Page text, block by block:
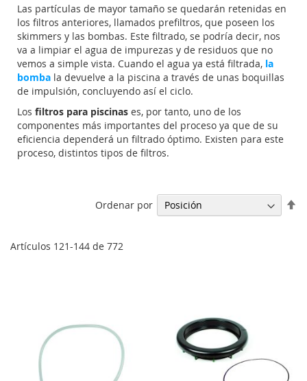
Las partículas de mayor tamaño se quedarán retenidas en
los filtros anteriores, llamados prefiltros, que poseen los
skimmers y las bombas. Este filtrado, se podría decir, nos
va a limpiar el agua de impurezas y de residuos que no
vemos a simple vista. Cuando el agua ya está filtrada, la
bomba la devuelve a la piscina a través de unas boquillas
de impulsión, concluyendo así el ciclo.
Los filtros para piscinas es, por tanto, uno de los
componentes más importantes del proceso ya que de su
eficiencia dependerá un filtrado óptimo. Existen para este
proceso, distintos tipos de filtros.
Artículos 121-144 de 772
Ordenar por